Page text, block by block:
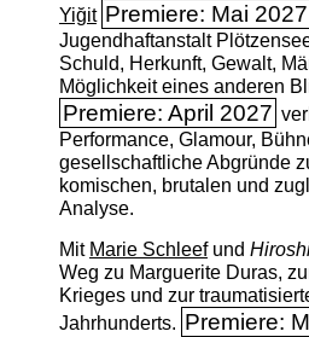
Yiğit Premiere: Mai 2027
Jugendhaftanstalt
Schuld, Herkunft, Gewalt,
Möglichkeit eines anderen
Premiere: April 2027
Performance, Glamour,
gesellschaftliche Abgründe
komischen, brutalen und
Analyse.
Mit Marie Schleefund
Weg zu Marguerite Duras,
Krieges und zur
Jahrhunderts. Premiere: